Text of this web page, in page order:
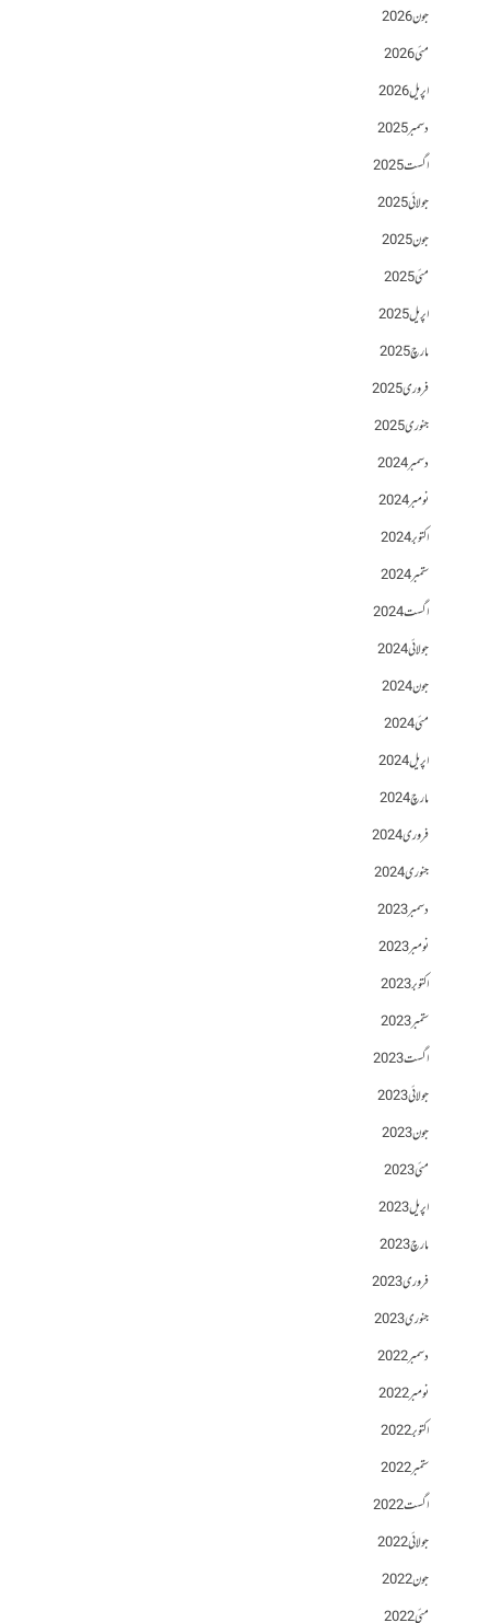
جون 2026
مئی 2026
اپریل 2026
دسمبر 2025
اگست 2025
جولائی 2025
جون 2025
مئی 2025
اپریل 2025
مارچ 2025
فروری 2025
جنوری 2025
دسمبر 2024
نومبر 2024
اکتوبر 2024
ستمبر 2024
اگست 2024
جولائی 2024
جون 2024
مئی 2024
اپریل 2024
مارچ 2024
فروری 2024
جنوری 2024
دسمبر 2023
نومبر 2023
اکتوبر 2023
ستمبر 2023
اگست 2023
جولائی 2023
جون 2023
مئی 2023
اپریل 2023
مارچ 2023
فروری 2023
جنوری 2023
دسمبر 2022
نومبر 2022
اکتوبر 2022
ستمبر 2022
اگست 2022
جولائی 2022
جون 2022